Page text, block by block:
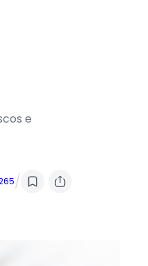
e
/